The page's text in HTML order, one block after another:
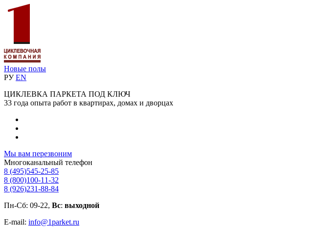
Новые полы
РУ EN
ЦИКЛЕВКА ПАРКЕТА ПОД КЛЮЧ
33 года опыта работ в квартирах, домах и дворцах
Мы вам перезвоним
Многоканальный телефон
8 (495)545-25-85
8 (800)100-11-32
8 (926)231-88-84
Пн-Сб: 09-22, Вс: выходной
E-mail: info@1parket.ru